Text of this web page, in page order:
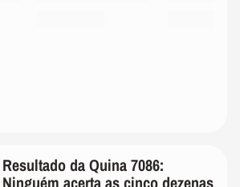
Resultado da Quina 7086:
Ninguém acerta as cinco dezenas